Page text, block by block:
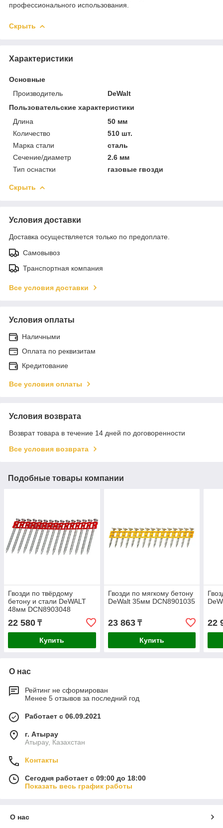
профессионального использования.
Скрыть
Характеристики
Основные
Производитель
DeWalt
Пользовательские характеристики
Длина
50 мм
Количество
510 шт.
Марка стали
сталь
Сечение/диаметр
2.6 мм
Тип оснастки
газовые гвозди
Скрыть
Условия доставки
Доставка осуществляется только по предоплате.
Самовывоз
Транспортная компания
Все условия доставки
Условия оплаты
Наличными
Оплата по реквизитам
Кредитование
Все условия оплаты
Условия возврата
Возврат товара в течение 14 дней по договоренности
Все условия возврата
Подобные товары компании
Гвозди по твёрдому
бетону и стали DeWALT
48мм DCN8903048
22 580 ₸
Купить
Гвозди по мягкому бетону
DeWalt 35мм DCN8901035
23 863₸
Купить
22
О нас
Рейтинг не сформирован
Менее 5 отзывов за последний год
Работает с 06.09.2021
г. Атырау
Атырау, Казахстан
Контакты
Сегодня работает с 09:00 до 18:00
Показать весь график работы
О нас